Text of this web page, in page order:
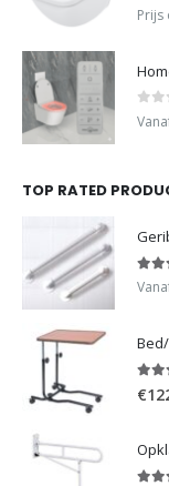
0Prijs
0
TOP RATED
€